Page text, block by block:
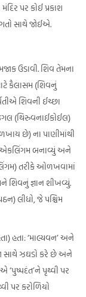
પર કોઈ પ્રકાશ
સાથે જોઈએ.
ઉડાવી. શિવ તેમના
કૈલાસમ (શિવનું
શિવની ઈચ્છા
(થિરુવનાઈકોઈલ)
છે) ના પાણીમાંથી
એકલિંગમ બનાવ્યું અને
તરીકે ઓળખવામાં
શિવનું જ્ઞાન શીખવ્યું.
લીધો, જે પશ્ચિમ
હતા: ‘માલ્યવન’ અને
સાથે ઝઘડો કરે છે અને
પૃથ્વી પર
પર કરોળિયો